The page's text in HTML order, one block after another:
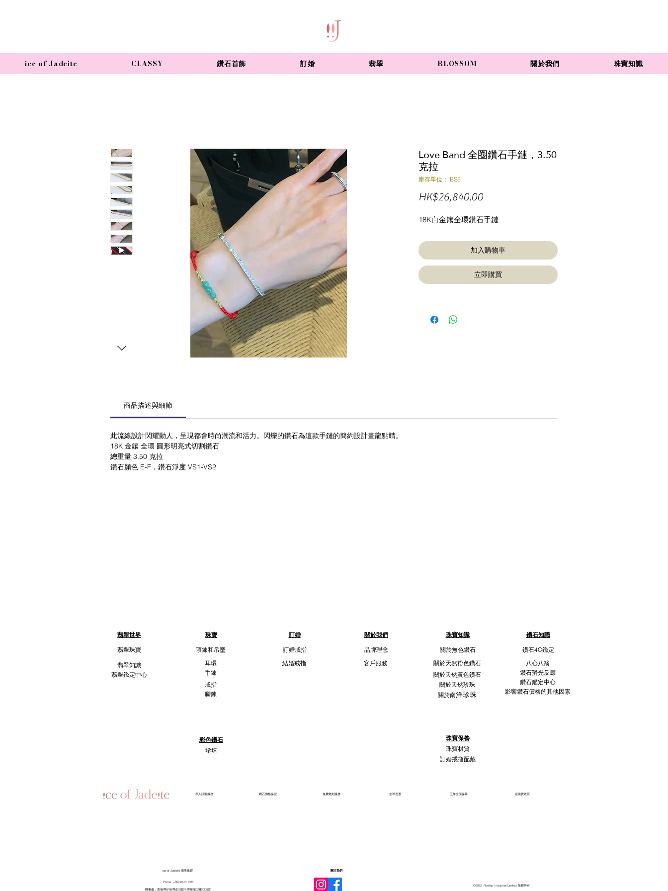
ice of Jadeite CLASSY 鑽石首飾 訂婚 翡翠 BLOSSOM 關於我們 珠寶知識
Love Band 全圈鑽石手鏈，3.50
克拉
庫存單位： BS5
HK$26,840.00價
18K白金鑲全環鑽石手鏈
加入購物車
立即購買
商品描述與細節
此流線設計閃耀動人，呈現都會時尚潮流和活力。閃爍的鑽石為這款手鏈的簡約設計畫龍點睛。
18K 金鑲 全環 圓形明亮式切割鑽石
總重量 3.50 克拉
鑽石顏色 E-F，鑽石淨度 VS1-VS2
翡翠世界
珠寶
翡翠珠寶
項鍊和吊墜
翡翠知識
翡翠鑑定中心
耳環
手鍊
戒指
腳鍊
訂婚 關於我們 珠寶知識
鑽石知識
訂婚戒指
品牌理念 關於無色鑽石
鑽石4C鑑定
結婚戒指
客戶服務 關於天然粉色鑽石
八心八箭
關於天然黃色鑽石
關於天然珍珠
鑽石螢光反應
鑽石鑑定中心
關於南洋珍珠 影響鑽石價格的其他因素
彩色鑽石
珍珠
珠寶保養
珠寶材質
訂婚戒指配戴
​私人訂製服務 鑽石價格保證 免費雕刻服務 全球送運 五年全面保養 退換貨政策
ice of Jadeite 翡翠珠寶
Phone: +852 6613 1326
​辦事處：香港灣仔港灣道18號中環廣場32樓3208室
關注我們
©2022, Flowtop Industrial Limited 版權所有